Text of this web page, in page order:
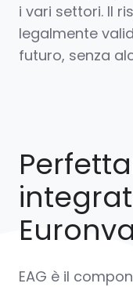
i vari settori. Il
legalmente
futuro, senza
EAG è il